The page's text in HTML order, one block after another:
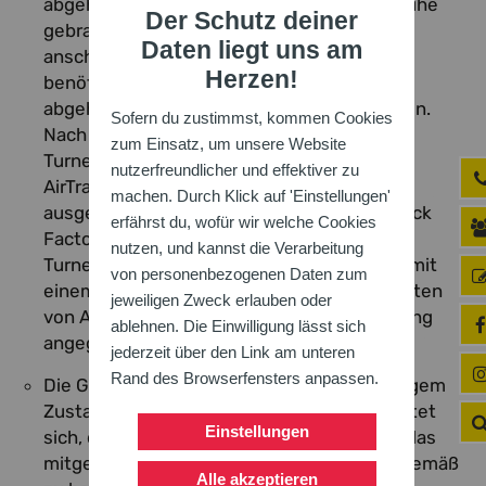
Der Schutz deiner
Daten liegt uns am
Herzen!
Sofern du zustimmst, kommen Cookies
zum Einsatz, um unsere Website
nutzerfreundlicher und effektiver zu
machen. Durch Klick auf 'Einstellungen'
erfährst du, wofür wir welche Cookies
nutzen, und kannst die Verarbeitung
von personenbezogenen Daten zum
jeweiligen Zweck erlauben oder
ablehnen. Die Einwilligung lässt sich
jederzeit über den Link am unteren
Rand des Browserfensters anpassen.
Einstellungen
Alle akzeptieren
abgeholt werden, müssen aber nach Karlsruhe
gebracht werden bzw. werden die AirTracks
anschließend in der Region des Entleihers
benötigt, müssen sie lediglich in Karlsruhe
abgeholt, aber nicht zurück gebracht werden.
Nach der Ausleihe übermittelt der Badische
Turner-Bund die Namen der Vereine, die die
AirTrack-Bahn bzw. die AirTrack Airbag S
ausgeliehen hatten an den Hersteller AirTrack
Factory. Weiterhin verschickt der Badische
Turner-Bund nach der Ausleihe eine E-Mail mit
einem Umfrageformular und den Kontaktdaten
von AirTrack Factory an die bei der Anmietung
angegebene Email-Adresse.
Die Gegenstände werden in gebrauchsfähigem
Zustand übergeben. Der Entleiher verpflichtet
sich, die ihm anvertrauten AirTracks sowie das
mitgelieferte Zubehör sorgfältig und sachgemäß